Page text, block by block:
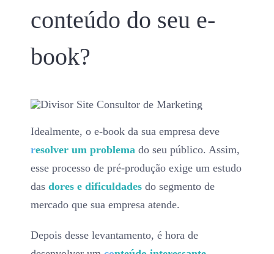
conteúdo do seu e-
book?
Idealmente, o e-book da sua empresa deve
resolver um problema do seu público. Assim,
esse processo de pré-produção exige um estudo
das dores e dificuldadesdo segmento de
mercado que sua empresa atende.
Depois desse levantamento, é hora de